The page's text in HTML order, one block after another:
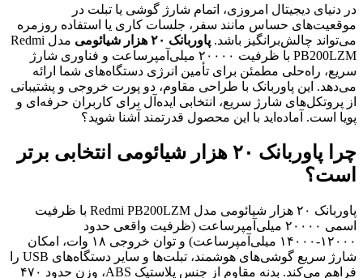
در دنیای دیجیتال امروزی، اتمام شارژ گوشی یا تبلت در
موقعیت‌های حساس مانند سفر، جلسات کاری یا استفاده روزمره
می‌تواند چالش‌برانگیز باشد. پاوربانک ۲۰ هزار شیائومی
مدل Redmi
PB200LZM با ظرفیت ۲۰۰۰۰ میلی‌آمپرساعت و فناوری شارژ
سریع، راه‌حلی مطمئن برای تأمین انرژی دستگاه‌های شما ارائه
می‌دهد. این پاوربانک با طراحی مقاوم، دو پورت خروجی و پشتیبانی
از پروتکل‌های شارژ سریع، انتخابی ایده‌آل برای کاربران حرفه‌ای و
پویا است. آماده‌اید با این محصول قدرتمند آشنا شوید؟
چرا پاوربانک ۲۰ هزار شیائومی انتخابی برتر
است؟
پاوربانک ۲۰ هزار شیائومی مدل Redmi PB200LZM با ظرفیت
اسمی ۲۰۰۰۰ میلی‌آمپرساعت (ظرفیت واقعی حدود
۱۲۰۰۰-۱۴۰۰۰ میلی‌آمپرساعت) و توان خروجی ۱۸ وات، امکان
شارژ سریع گوشی‌های هوشمند، تبلت‌ها و سایر دستگاه‌های USB را
فراهم می‌کند. بدنه مقاوم از جنس پلاستیک ABS، وزن حدود ۴۷۰